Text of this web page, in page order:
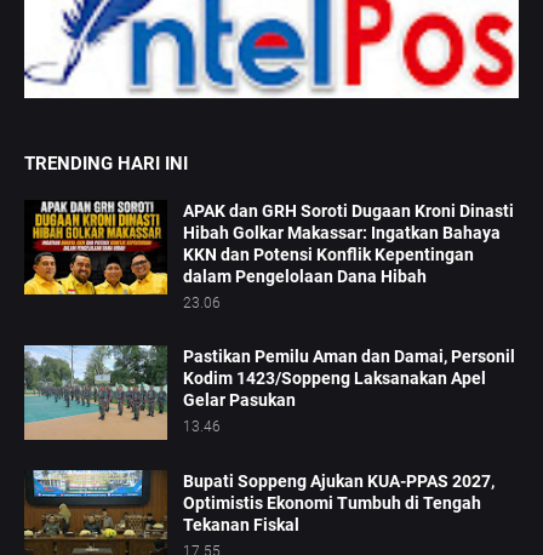
TRENDING HARI INI
APAK dan GRH Soroti Dugaan Kroni Dinasti
Hibah Golkar Makassar: Ingatkan Bahaya
KKN dan Potensi Konflik Kepentingan
dalam Pengelolaan Dana Hibah
23.06
Pastikan Pemilu Aman dan Damai, Personil
Kodim 1423/Soppeng Laksanakan Apel
Gelar Pasukan
13.46
Bupati Soppeng Ajukan KUA-PPAS 2027,
Optimistis Ekonomi Tumbuh di Tengah
Tekanan Fiskal
17.55